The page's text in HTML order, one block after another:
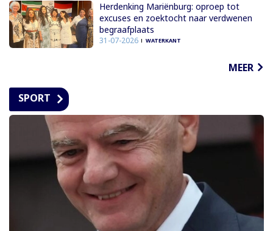
Herdenking Mariënburg: oproep tot
excuses en zoektocht naar verdwenen
begraafplaats
31-07-2026 WATERKANT
MEER
SPORT